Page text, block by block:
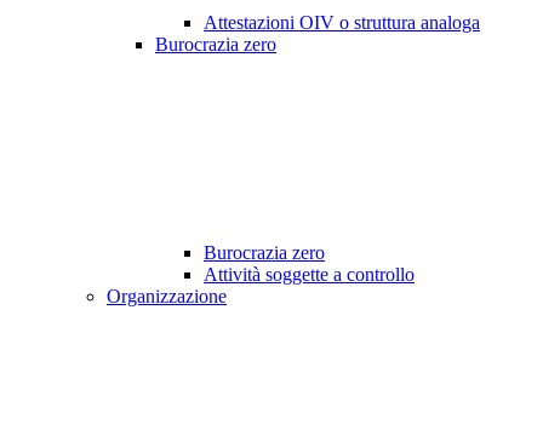
Attestazioni OIV o struttura analoga
Burocrazia zero
Burocrazia zero
Attività soggette a controllo
Organizzazione